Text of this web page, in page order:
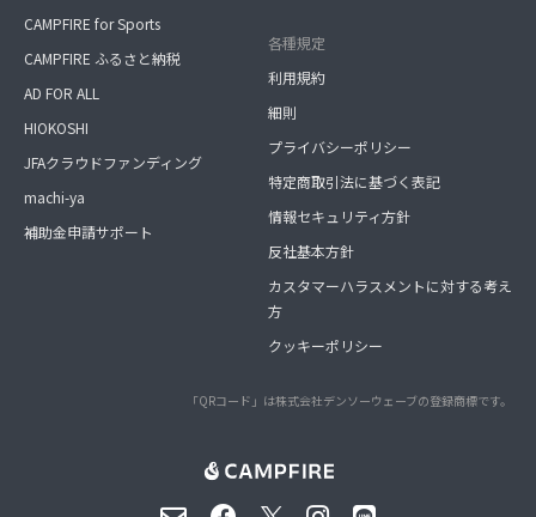
CAMPFIRE for Sports
CAMPFIRE ふるさと納税
AD FOR ALL
HIOKOSHI
JFAクラウドファンディング
machi-ya
補助金申請サポート
各種規定
利用規約
細則
プライバシーポリシー
特定商取引法に基づく表記
情報セキュリティ方針
反社基本方針
カスタマーハラスメントに対する考え
方
クッキーポリシー
「QRコード」は株式会社デンソーウェーブの登録商標です。